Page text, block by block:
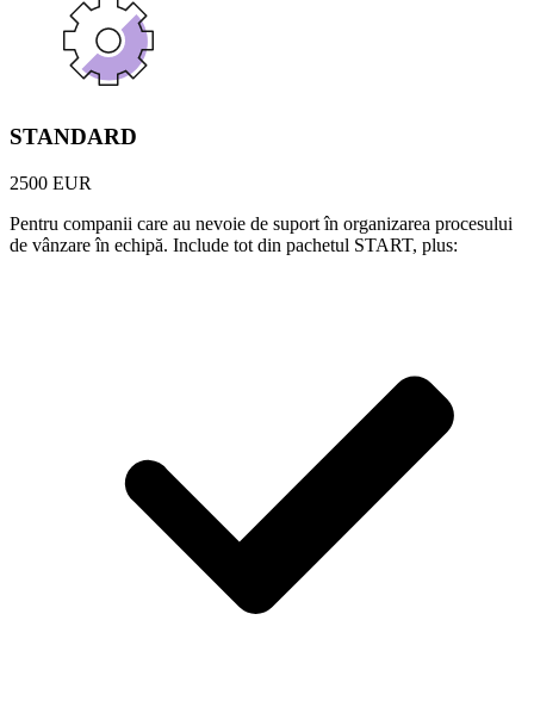
STANDARD
2500 EUR
Pentru companii care au nevoie de suport în organizarea procesului
de vânzare în echipă. Include tot din pachetul START, plus: